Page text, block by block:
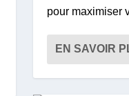
pour maximiser
EN SAVOIR